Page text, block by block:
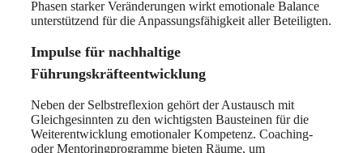
Phasen starker Veränderungen wirkt emotionale Balance
unterstützend für die Anpassungsfähigkeit aller Beteiligten.
Impulse für nachhaltige
Führungskräfteentwicklung
Neben der Selbstreflexion gehört der Austausch mit
Gleichgesinnten zu den wichtigsten Bausteinen für die
Weiterentwicklung emotionaler Kompetenz. Coaching-
oder Mentoringprogramme bieten Räume, um